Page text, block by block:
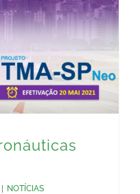
| NOTÍCIAS